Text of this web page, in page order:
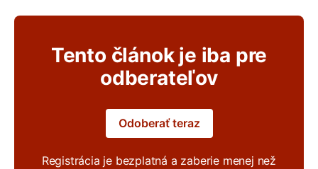
Tento článok je iba pre
odberateľov
Odoberať teraz
Registrácia je bezplatná a zaberie menej než